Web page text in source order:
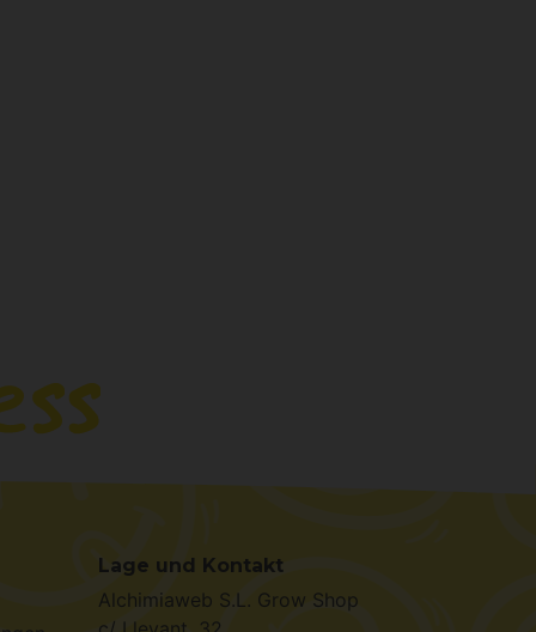
Lage und Kontakt
Alchimiaweb S.L. Grow Shop